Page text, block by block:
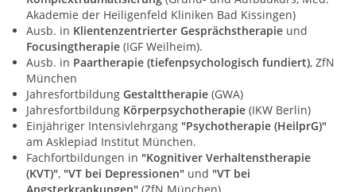
Akademie der Heiligenfeld Kliniken Bad Kissingen)
Ausb. in Klientenzentrierter Gesprächstherapie und
Focusingtherapie (IGF Weilheim).
Ausb. in Paartherapie (tiefenpsychologisch fundiert), ZfN
München
Jahresfortbildung Gestalttherapie (GWA)
Jahresfortbildung Körperpsychotherapie (IKW Berlin)
Einjähriger Intensivlehrgang "Psychotherapie (HeilprG)"
am Asklepiad Institut München.
Fachfortbildungen in "Kognitiver Verhaltenstherapie
(KVT)", "VT bei Depressionen" und "VT bei